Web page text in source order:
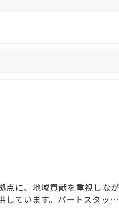
点に、地域貢献を重視しな
しています。パートスタッ…